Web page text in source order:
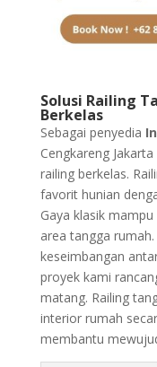
Solusi Railing
Berkelas
Sebagai penyedia
Cengkareng
railing berkelas.
favorit hunian
Gaya klasik
area tangga
keseimbangan
proyek kami
matang. Railing
interior rumah
membantu